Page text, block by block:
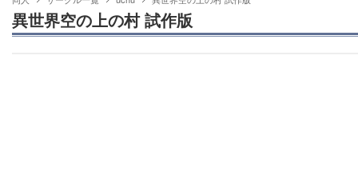
異世界空の上の村 試作版